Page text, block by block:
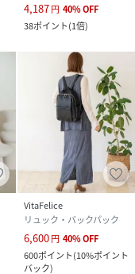
4,187円 40%OFF
38ポイント(1倍)
VitaFelice
リュック・バックパック
6,600円 40%OFF
600ポイント(10%ポイント
バック)